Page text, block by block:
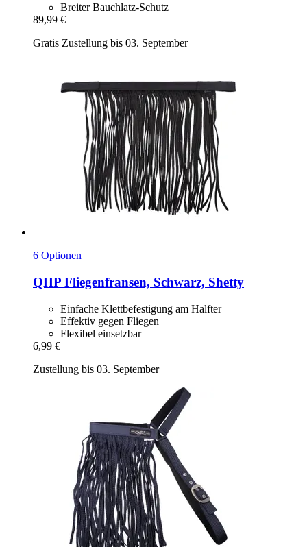
Breiter Bauchlatz-Schutz
89,99 €
Gratis Zustellung bis 03. September
6 Optionen
QHP Fliegenfransen, Schwarz, Shetty
Einfache Klettbefestigung am Halfter
Effektiv gegen Fliegen
Flexibel einsetzbar
6,99 €
Zustellung bis 03. September